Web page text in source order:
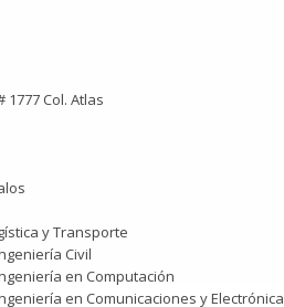
Col. Atlas
y Transporte
Civil
en Computación
en Comunicaciones y Electrónica